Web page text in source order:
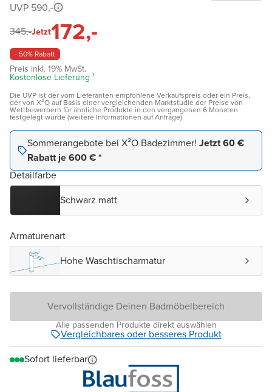
UVP 590,-
345,-Jetzt172,-
- 50% Rabatt
Preis inkl. 19% MwSt.
Kostenlose Lieferung ¹
Die UVP ist der vom Lieferanten empfohlene Verkaufspreis oder ein Preis,
der von X²O auf Basis einer vergleichenden Marktstudie der Preise von
Wettbewerbern für ähnliche Produkte in den vergangenen 6 Monaten
festgelegt wurde (weitere Informationen auf Anfrage)
Sommerangebote bei X²O Badezimmer! Jetzt 60 €
Rabatt je 600 € *
Detailfarbe
Schwarz matt
Armaturenart
Hohe Waschtischarmatur
Vervollständige Deinen Badmöbelbereich
Alle passenden Produkte direkt auswählen
Vergleichbares oder besseres Produkt
Sofort lieferbar